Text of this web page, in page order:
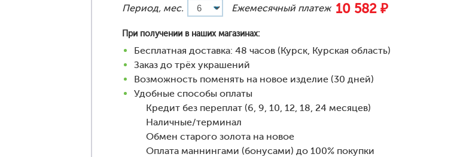
Период, мес. Ежемесячный платеж 10 582 ₽
При получении в наших магазинах:
Бесплатная доставка: 48 часов (Курск, Курская область)
Заказ до трёх украшений
Возможность поменять на новое изделие (30 дней)
Удобные способы оплаты
Кредит без переплат (6, 9, 10, 12, 18, 24 месяцев)
Наличные/терминал
Обмен старого золота на новое
Оплата маннингами (бонусами) до 100% покупки